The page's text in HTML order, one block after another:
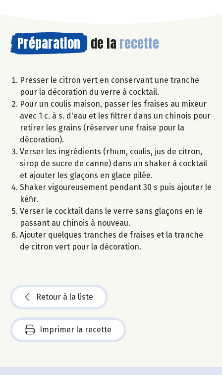
Préparation de la recette
Presser le citron vert en conservant une tranche
pour la décoration du verre à cocktail.
Pour un coulis maison, passer les fraises au mixeur
avec 1 c. à s. d'eau et les filtrer dans un chinois pour
retirer les grains (réserver une fraise pour la
décoration).
Verser les ingrédients (rhum, coulis, jus de citron,
sirop de sucre de canne) dans un shaker à cocktail
et ajouter les glaçons en glace pilée.
Shaker vigoureusement pendant 30 s puis ajouter le
kéfir.
Verser le cocktail dans le verre sans glaçons en le
passant au chinois à nouveau.
Ajouter quelques tranches de fraises et la tranche
de citron vert pour la décoration.
Retour à la liste
Imprimer la recette